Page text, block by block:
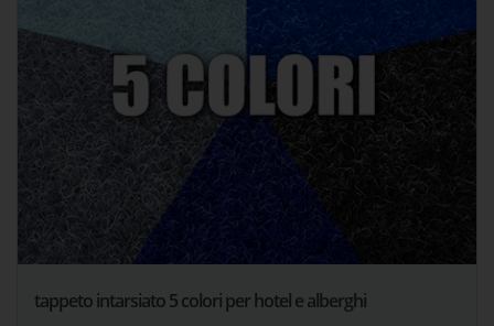
tappeto intarsiato 5 colori per hotel e alberghi